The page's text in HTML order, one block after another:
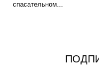
спасательном...